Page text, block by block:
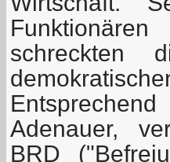
schreckten
Adenauer,
BRD